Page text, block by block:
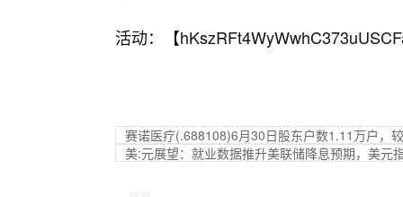
活动：【
赛诺医疗(.688108)6月30日股东户数1.11万户，
美:元展望：就业数据推升美联储降息预期，美元